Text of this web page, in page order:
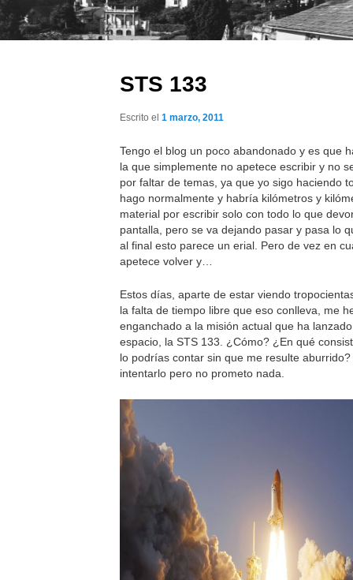
STS 133
Escrito el1 marzo, 2011
Tengo el blog un poco abandonado y es que
la que simplemente no apetece escribir y no
por faltar de temas, ya que yo sigo haciendo
hago normalmente y habría kilómetros y
material por escribir solo con todo lo que
pantalla, pero se va dejando pasar y pasa lo
al final esto parece un erial. Pero de vez en
apetece volver y…
Estos días, aparte de estar viendo
la falta de tiempo libre que eso conlleva, me
enganchado a la misión actual que ha
espacio, la STS 133. ¿Cómo? ¿En qué
lo podrías contar sin que me resulte aburrido?
intentarlo pero no prometo nada.